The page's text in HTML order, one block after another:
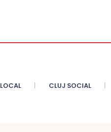
LOCAL CLUJ SOCIAL